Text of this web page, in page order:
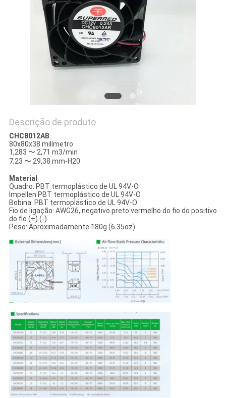
PRIVACY
Descrição de produto
CHC8012AB
80x80x38 milímetro
1,283 〜 2,71 m3/min
7,23 〜 29,38 mm-H20
Material
Quadro: PBT termoplástico de UL 94V-O
Impellen PBT termoplástico de UL 94V-O
Bobina: PBT termoplástico de UL 94V-O
Fio de ligação: AWG26, negativo preto vermelho do fio do positivo
do fio (+) (-)
Peso: Aproximadamente 180g (6.35oz)